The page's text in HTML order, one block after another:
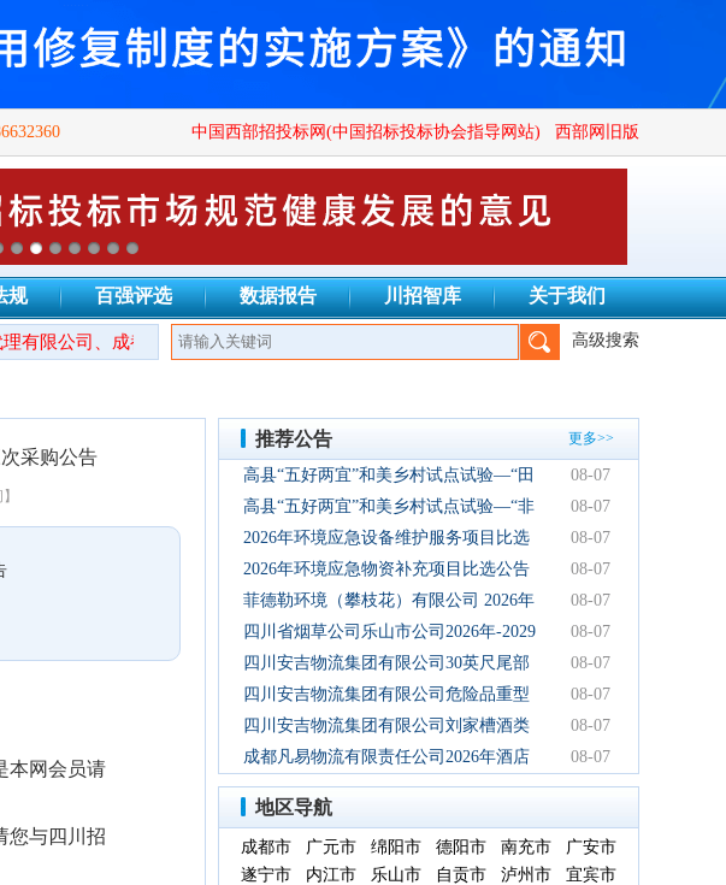
中国西部招投标网(中国招标投标协会指导网站) 西部网旧版
规 百强评选 数据报告 川招智库 关于我们
公司、成都万安建设项目管理有限公司、四川广群工程项目管理有限公司、四川锦
高级搜索
采购公告
本网会员请
您与四川招
推荐公告 更多>>
高县“五好两宜”和美乡村试点试验—“田
园逸趣•农耕研学”农文旅融合新场景项
目初步设计服务结果公告
08-07
高县“五好两宜”和美乡村试点试验—“非
遗传承·研学体验”文化产业园建设项目
初步设计服务结果公告
08-07
2026年环境应急设备维护服务项目比选
公告
08-07
2026年环境应急物资补充项目比选公告
08-07
菲德勒环境（攀枝花）有限公司 2026年
第三季度第二次碳酸钠 招标公告（第二
次）
08-07
四川省烟草公司乐山市公司2026年-2029
年乐山物流中心卷烟装卸分拣服务中标
候选人公示
08-07
四川安吉物流集团有限公司30英尺尾部
自卸式集装箱采购项目成交候选人公示
08-07
四川安吉物流集团有限公司危险品重型
罐式半挂车项目成交候选人公示
08-07
四川安吉物流集团有限公司刘家槽酒类
绿色智慧物流园职业病危害预评价服务
（二次）成交候选人公示
08-07
成都凡易物流有限责任公司2026年酒店
空调采购及安装项目（第三次）评审结
果公示
08-07
地区导航
成都市 广元市 绵阳市 德阳市 南充市
广安市
遂宁市
内江市 乐山市 自贡市 泸州市
宜宾市